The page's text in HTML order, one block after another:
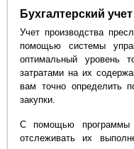
Бухгалтерский
Учет производства
помощью системы
оптимальный уровень
затратами на их
вам точно определить
закупки.
С помощью программы
отслеживать их